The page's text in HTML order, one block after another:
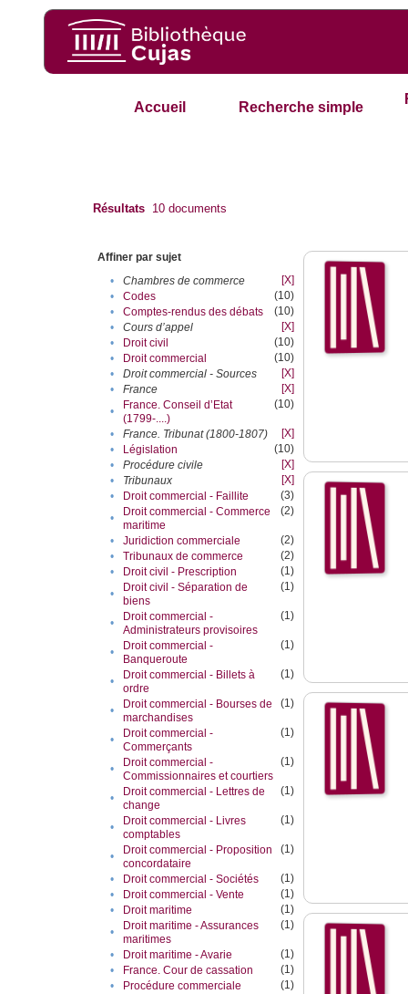
Accueil Recherche simple
Résultats 10 documents
Affiner par sujet
•
Chambres de commerce
[X]
•
Codes
(10)
•
Comptes-rendus des débats
(10)
•
Cours d’appel
[X]
•
Droit civil
(10)
•
Droit commercial
(10)
•
Droit commercial - Sources
[X]
•
France
[X]
•
France. Conseil d’Etat
(1799-....)
(10)
• France. Tribunat (1800-1807)
[X]
•
Législation
(10)
•
Procédure civile
[X]
•
Tribunaux
[X]
•
Droit commercial - Faillite
(3)
•
Droit commercial - Commerce
maritime
(2)
• Juridiction commerciale
(2)
•
Tribunaux de commerce
(2)
•
Droit civil - Prescription
(1)
•
Droit civil - Séparation de
biens
(1)
•
Droit commercial -
Administrateurs provisoires
(1)
•
Droit commercial -
Banqueroute
(1)
•
Droit commercial - Billets à
ordre
(1)
•
Droit commercial - Bourses de
marchandises
(1)
•
Droit commercial -
Commerçants
(1)
•
Droit commercial -
Commissionnaires et courtiers
(1)
•
Droit commercial - Lettres de
change
(1)
•
Droit commercial - Livres
comptables
(1)
•
Droit commercial - Proposition
concordataire
(1)
• Droit commercial - Sociétés
(1)
•
Droit commercial - Vente
(1)
•
Droit maritime
(1)
•
Droit maritime - Assurances
maritimes
(1)
• Droit maritime - Avarie
(1)
•
France. Cour de cassation
(1)
•
Procédure commerciale
(1)